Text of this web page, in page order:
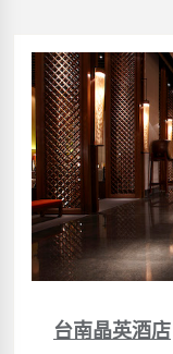
台南晶英酒店